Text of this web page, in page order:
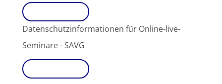
Datenschutzinformationen für Online-live-
Seminare - SAVG